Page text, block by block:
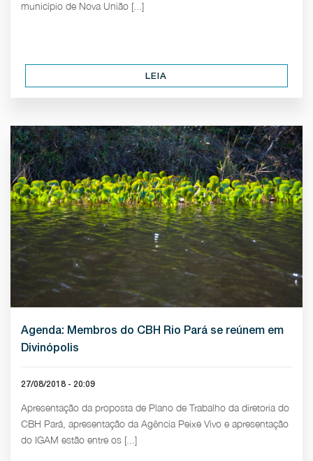
município de Nova União [...]
LEIA
Agenda: Membros do CBH Rio Pará se reúnem em
Divinópolis
27/08/2018 - 20:09
Apresentação da proposta de Plano de Trabalho da diretoria do
CBH Pará, apresentação da Agência Peixe Vivo e apresentação
do IGAM estão entre os [...]